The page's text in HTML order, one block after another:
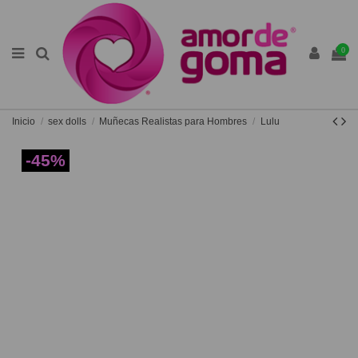
0
Inicio sex dolls Muñecas Realistas para Hombres Lulu
-45%